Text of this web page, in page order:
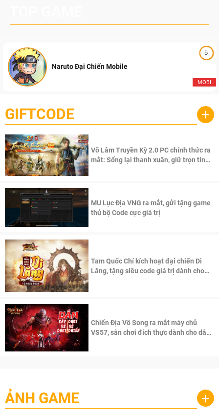
5
MOBI
Naruto Đại Chiến Mobile
GIFTCODE +
Võ Lâm Truyền Kỳ 2.0 PC chính thức ra
mắt: Sống lại thanh xuân, giữ trọn tinh
MU Lục Địa VNG ra mắt, gửi tặng game
thủ bộ Code cực giá trị
Tam Quốc Chí kích hoạt đại chiến Di
Lăng, tặng siêu code giá trị dành cho
Chiến Địa Vô Song ra mắt máy chủ
VS57, sân chơi đích thực dành cho dân
ẢNH GAME +